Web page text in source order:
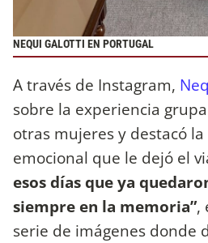
NEQUI GALOTTI EN PORTUGAL
A través de Instagram,
sobre la experiencia
otras mujeres y destacó la
emocional que le dejó el
esos días que ya
siempre en la memoria”,
serie de imágenes donde